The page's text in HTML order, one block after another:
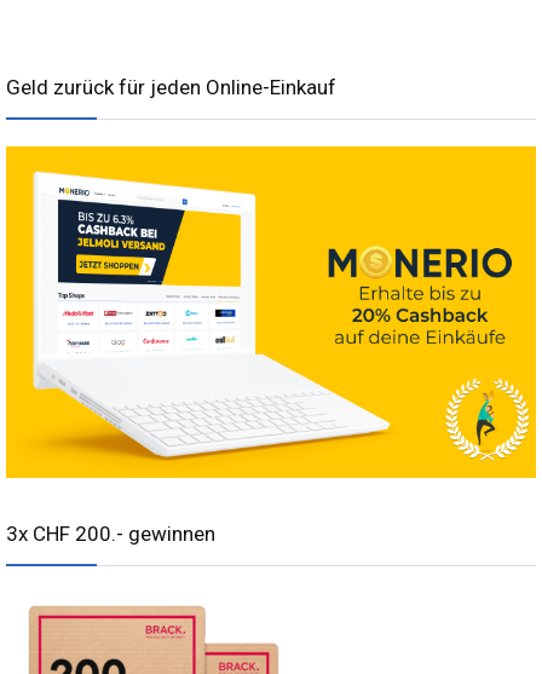
Geld zurück für jeden Online-Einkauf
3x CHF 200.- gewinnen